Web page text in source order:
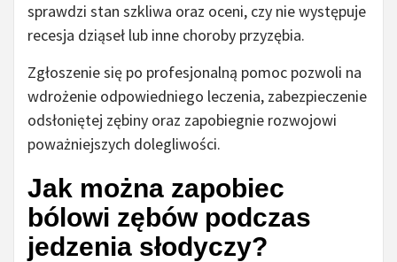
sprawdzi stan szkliwa oraz oceni, czy nie występuje
recesja dziąseł lub inne choroby przyzębia.
Zgłoszenie się po profesjonalną pomoc pozwoli na
wdrożenie odpowiedniego leczenia, zabezpieczenie
odsłoniętej zębiny oraz zapobiegnie rozwojowi
poważniejszych dolegliwości.
Jak można zapobiec
bólowi zębów podczas
jedzenia słodyczy?